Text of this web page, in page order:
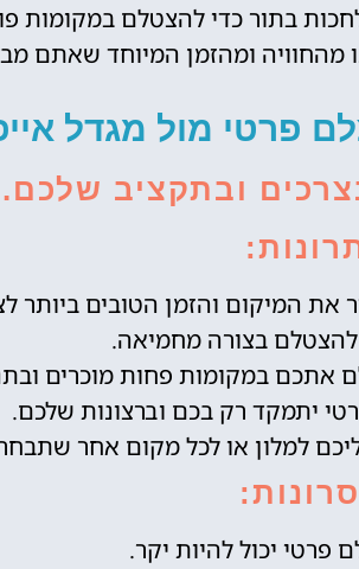
בתור כדי להצטלם במקומות
מהחוויה ומהזמן המיוחד שאתם
פרטי מול מגדל
ובתקציב שלכם.
את המיקום והזמן הטובים ביותר
להצטלם בצורה מחמיאה.
אתכם במקומות פחות מוכרים
יתמקד רק בכם וברצונות שלכם.
למלון או לכל מקום אחר
פרטי יכול להיות יקר.